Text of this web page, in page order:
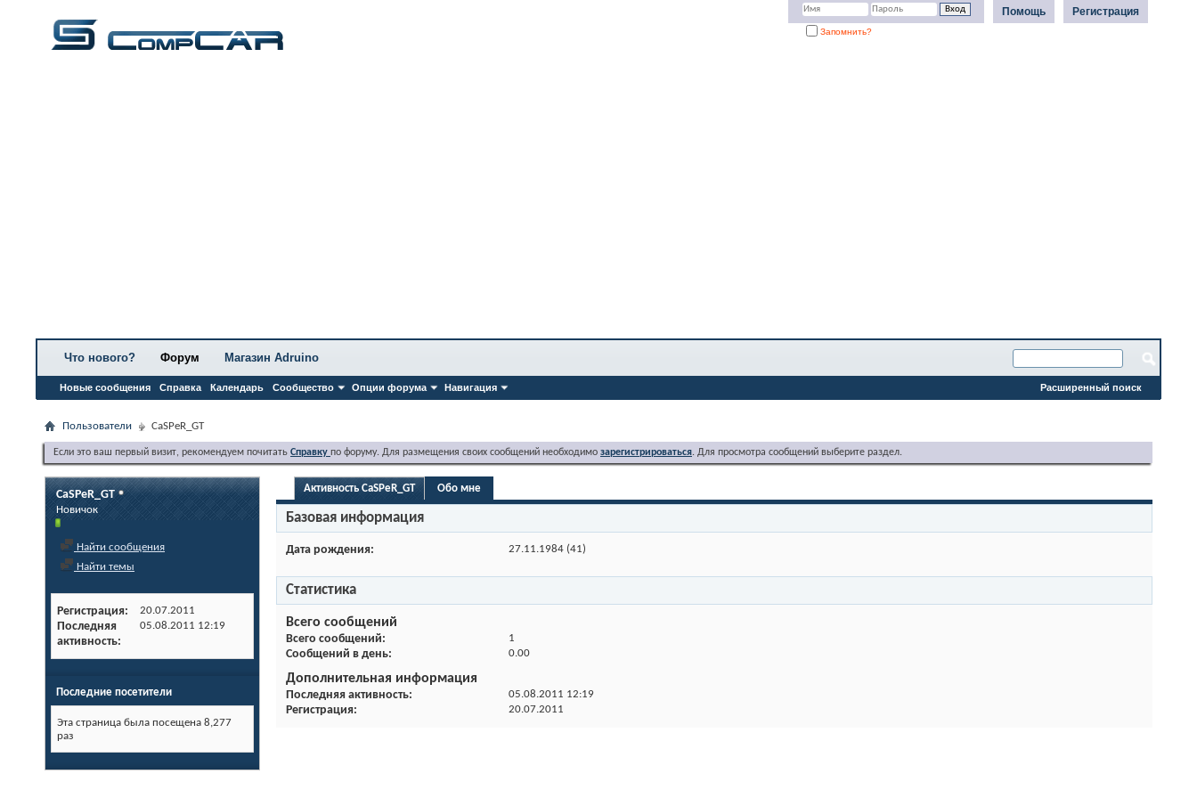
Регистрация
Помощь
Запомнить?
Что нового? Форум
Новые сообщения Справка Календарь Сообщество Опции форума Навигация
Магазин Adruino
Расширенный поиск
Пользователи CaSPeR_GT
Если это ваш первый визит, рекомендуем почитать Справку по форуму. Для размещения своих сообщений необходимо зарегистрироваться. Для просмотра сообщений выберите раздел.
CaSPeR_GT
Новичок
Найти сообщения
Найти темы
Регистрация 20.07.2011
Последняя
активность
05.08.2011 12:19
Последние посетители
Эта страница была посещена 8,277
раз
Активность CaSPeR_GT Обо мне
Базовая информация
Дата рождения 27.11.1984 (41)
Статистика
Всего сообщений
Всего сообщений 1
Сообщений в день 0.00
Дополнительная информация
Последняя активность 05.08.2011 12:19
Регистрация 20.07.2011